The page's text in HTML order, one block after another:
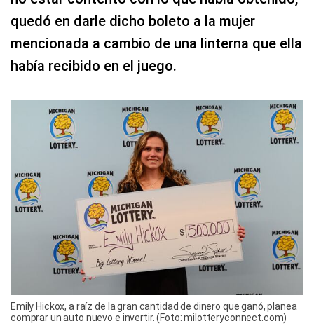
quedó en darle dicho boleto a la mujer
mencionada a cambio de una linterna que ella
había recibido en el juego.
Emily Hickox, a raíz de la gran cantidad de dinero que ganó, planea
comprar un auto nuevo e invertir. (Foto: milotteryconnect.com)